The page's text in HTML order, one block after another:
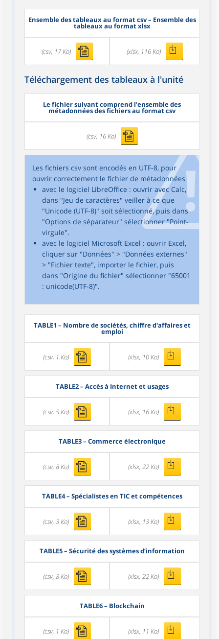
Ensemble des tableaux au format csv – Ensemble des
tableaux au format xlsx
(csv, 17 Ko) (xlsx, 116 Ko)
Téléchargement des tableaux à l'unité
Le fichier suivant comprend l’ensemble des
métadonnées des fichiers au format csv
(csv, 16 Ko)
Les fichiers csv sont encodés en UTF-8, pour
ouvrir correctement le fichier de métadonnées
avec le logiciel LibreOffice : ouvrir avec Calc,
dans "Jeu de caractères" veiller à ce que
"Unicode (UTF-8)" soit sélectionné, puis dans
"Options de séparateur" sélectionner "Point-
virgule".
avec le logiciel Microsoft Excel : ouvrir Excel,
cliquer sur "Données" > "Données externes"
> "Fichier texte", importer le fichier, puis
dans "Origine du fichier" sélectionner "65001
: unicode(UTF-8)".
TABLE1 – Nombre de sociétés, chiffre d'affaires et
emploi
(csv, 1 Ko) (xlsx, 10 Ko)
TABLE2– Accès à Internet et usages
(csv, 5 Ko) (xlsx, 16 Ko)
TABLE3– Commerce électronique
(csv, 8 Ko) (xlsx, 22 Ko)
TABLE4– Spécialistes en TIC et compétences
(csv, 3 Ko) (xlsx, 13 Ko)
TABLE5– Sécurité des systèmes d’information
(csv, 8 Ko) (xlsx, 22 Ko)
TABLE6– Blockchain
(csv, 1 Ko) (xlsx, 11 Ko)